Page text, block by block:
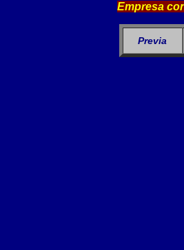
Empresa
Previa